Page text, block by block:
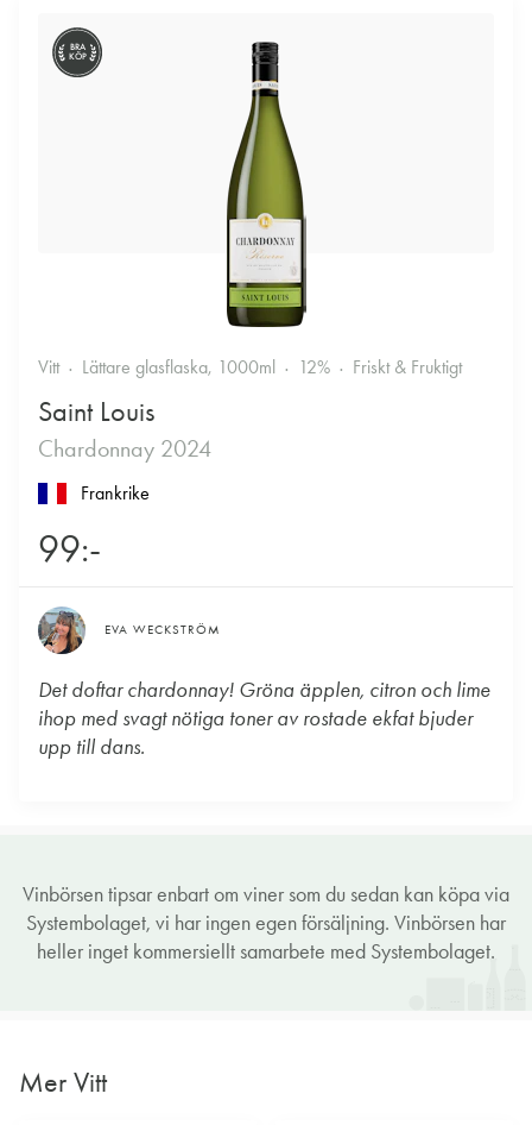
BRA
KÖP
Vitt Lättare glasflaska, 1000ml 12% Friskt & Fruktigt
Saint Louis
Chardonnay 2024
Frankrike
99:-
EVA WECKSTRÖM
Det doftar chardonnay! Gröna äpplen, citron och lime
ihop med svagt nötiga toner av rostade ekfat bjuder
upp till dans.
Vinbörsen tipsar enbart om viner som du sedan kan köpa via
Systembolaget, vi har ingen egen försäljning. Vinbörsen har
heller inget kommersiellt samarbete med Systembolaget.
Mer Vitt